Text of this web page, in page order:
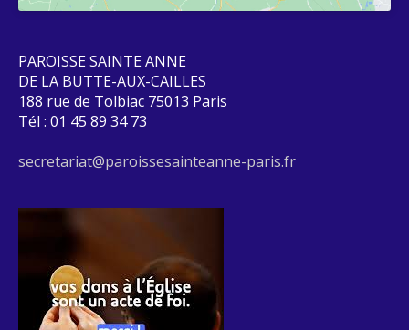
PAROISSE SAINTE ANNE
DE LA BUTTE-AUX-CAILLES
188 rue de Tolbiac 75013 Paris
Tél : 01 45 89 34 73
secretariat@paroissesainteanne-paris.fr